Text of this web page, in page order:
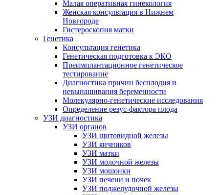
Малая оперативная гинекология
Женская консультация в Нижнем
Новгороде
Гистероскопия матки
Генетика
Консультация генетика
Генетическая подготовка к ЭКО
Преимплантационное генетическое
тестирование
Диагностика причин бесплодия и
невынашивания беременности
Молекулярно-генетические исследования
Определение резус-фактора плода
УЗИ диагностика
УЗИ органов
УЗИ щитовидной железы
УЗИ яичников
УЗИ матки
УЗИ молочной железы
УЗИ мошонки
УЗИ печени и почек
УЗИ поджелудочной железы